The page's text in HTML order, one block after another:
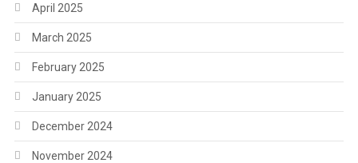
April 2025
March 2025
February 2025
January 2025
December 2024
November 2024